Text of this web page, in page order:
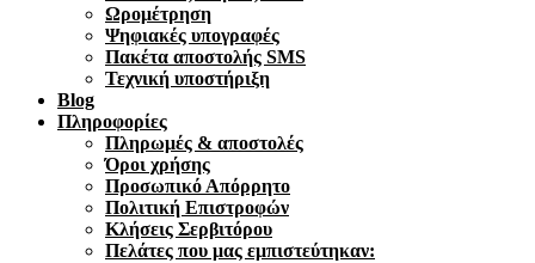
Ωρομέτρηση
Ψηφιακές υπογραφές
Πακέτα αποστολής SMS
Τεχνική υποστήριξη
Blog
Πληροφορίες
Πληρωμές & αποστολές
Όροι χρήσης
Προσωπικό Απόρρητο
Πολιτική Επιστροφών
Κλήσεις Σερβιτόρου
Πελάτες που μας εμπιστεύτηκαν: